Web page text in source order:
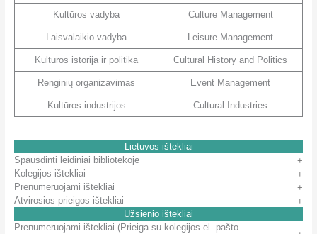
Kultūros vadyba Culture Management
Laisvalaikio vadyba Leisure Management
Kultūros istorija ir politika Cultural History and Politics
Renginių organizavimas Event Management
Kultūros industrijos Cultural Industries
Lietuvos ištekliai
Spausdinti leidiniai bibliotekoje
Kolegijos ištekliai
Prenumeruojami ištekliai
Atvirosios prieigos ištekliai
Užsienio ištekliai
Prenumeruojami ištekliai (Prieiga su kolegijos el. pašto